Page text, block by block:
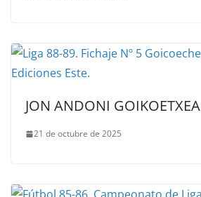
JON ANDONI GOIKOETXEA
21 de octubre de 2025